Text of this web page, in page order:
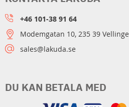
DU KAN BETALA MED
+46 101-38 91 64
Modemgatan 10, 235 39 Vellinge
sales@lakuda.se